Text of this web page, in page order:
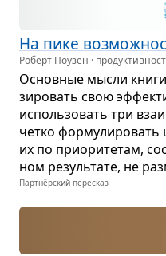
На пике
Роберт Поузен ·
Основ­ные мысли
зи­ро­вать свою
исполь­зо­вать три
четко фор­му­ли­ро­вать
их по при­о­ри­те­там,
ном резуль­тате, не
Партнёрский пересказ